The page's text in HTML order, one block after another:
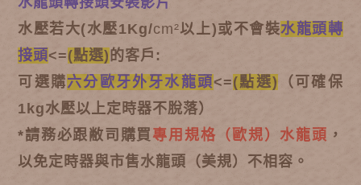
水壓若大(水壓1Kg/cm²以上)或不會裝水龍頭轉
接頭<=(點選) 的客戶:
可選購六分歐牙外牙水龍頭<=(點選) （可確保
1kg水壓以上定時器不脫落）
*請務必跟敝司購買 專用規格（歐規）水龍頭 ，
以免定時器與市售水龍頭（美規）不相容。